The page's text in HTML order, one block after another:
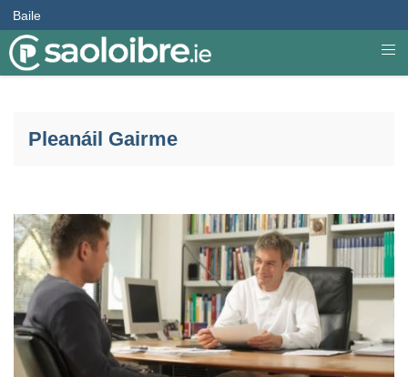
Baile
Pleanáil Gairme